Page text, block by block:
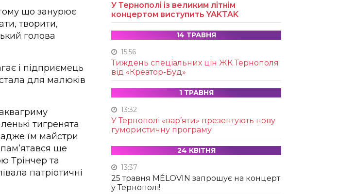
що занурює
творити,
голова
і підприємець
для малюків
тигренята
їм майстри
ще
Трінчер та
патріотичні
У Тернополі із великим літнім
концертом виступить YAKTAK
14 ТРАВНЯ
15:56
Тиждень спеціальних цін ЖК Тернополя
від «Креатор-Буд»
1 ТРАВНЯ
13:32
У Тернополі «вар’яти» презентують нову
гумористичну програму
24 КВІТНЯ
13:37
25 травня MÉLOVIN запрошує на концерт
у Тернополі!